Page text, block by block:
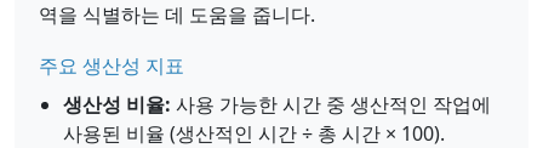
역을 식별하는 데 도움을 줍니다.
주요 생산성 지표
생산성 비율: 사용 가능한 시간 중 생산적인 작업에
사용된 비율 (생산적인 시간 ÷ 총 시간 × 100).